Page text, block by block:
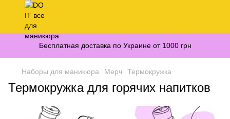
Бесплатная доставка по Украине от 1000 грн
Наборы для маникюра Мерч Термокружка
Термокружка для горячих напитков